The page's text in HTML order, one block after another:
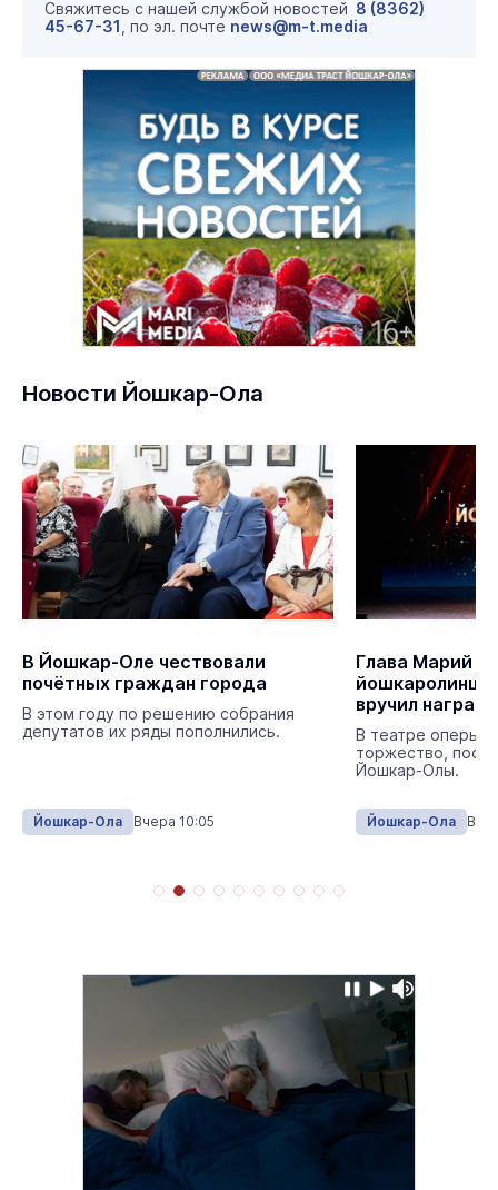
Свяжитесь с нашей службой новостей 8 (8362)
45-67-31 , по эл. почте news@m-t.media
Новости Йошкар-Ола
В Йошкар-Оле чествовали
почётных граждан города
В этом году по решению собрания
депутатов их ряды пополнились.
Йошкар-Ола Вчера 10:05
Глава Марий
вручил
В театре оперы и
торжество,
Йошкар-Олы.
Йошкар-Ола